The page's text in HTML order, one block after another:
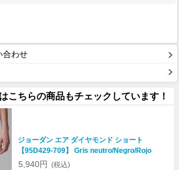
合わせ
こちらの商品もチェックしています！
ジョーダン エア ダイヤモンド ショート
【95D429-709】 Gris neutro/Negro/Rojo
5,940円 (税込)